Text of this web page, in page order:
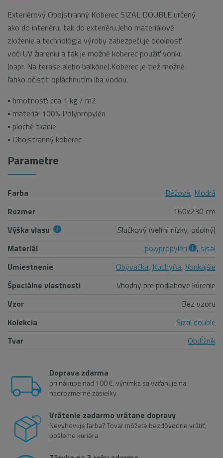
Exteriérový Obojstranný Koberec SIZAL DOUBLE určený
ako do interiéru, tak do exteriéru.Jeho materiálové
zloženie a technológia výroby zabezpečuje odolnosť
voči UV žiareniu a tak je možné koberec použiť vonku
(napr. Na terase alebo balkóne).Koberec je tiež možné
ľahko očistiť opláchnutím iba vodou.
▪ hmotnosť: cca 1 kg / m2
▪ materiál 100% Polypropylén
▪ ploché tkanie
▪ Obojstranný koberec
Parametre
Farba Béžová, Modrá
Rozmer
160x230 cm
Výška vlasu
Slučkový (veľmi nízky, odolný)
Materiál
polypropylén , sisal
Umiestnenie
Obývačka, Kuchyňa, Vonkajšie
Špeciálne vlastnosti
Vhodný pre podlahové kúrenie
Vzor
Bez vzoru
Kolekcia
Sizal double
Tvar
Obdĺžnik
Doprava zdarma
pri nákupe nad 100 €, výnimka sa vzťahuje na
nadrozmerné zásielky
Vrátenie zadarmo vrátane dopravy
Nevyhovuje farba? Tovar môžete bezdôvodne vrátiť,
pošleme kuriéra